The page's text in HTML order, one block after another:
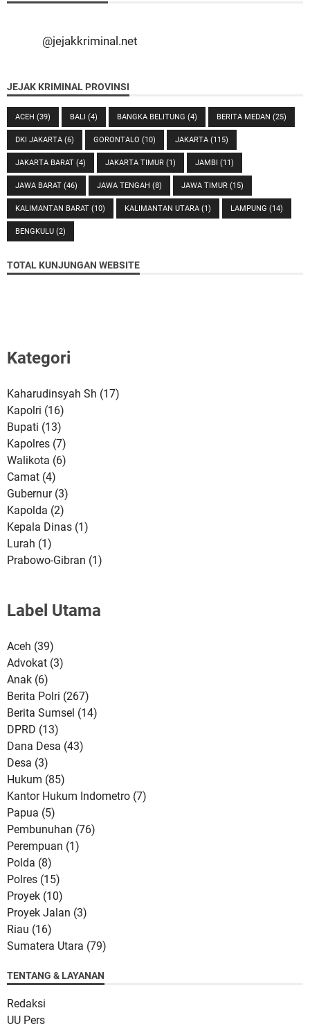
@jejakkriminal.net
JEJAK KRIMINAL PROVINSI
ACEH (39) BALI (4) BANGKA BELITUNG (4) BERITA MEDAN (25)
DKI JAKARTA (6) GORONTALO (10) JAKARTA (115)
JAKARTA BARAT (4) JAKARTA TIMUR (1) JAMBI (11)
JAWA BARAT (46) JAWA TENGAH (8) JAWA TIMUR (15)
KALIMANTAN BARAT (10) KALIMANTAN UTARA (1) LAMPUNG (14)
BENGKULU (2)
TOTAL KUNJUNGAN WEBSITE
Kategori
Kaharudinsyah Sh (17)
Kapolri (16)
Bupati (13)
Kapolres (7)
Walikota (6)
Camat (4)
Gubernur (3)
Kapolda (2)
Kepala Dinas (1)
Lurah (1)
Prabowo-Gibran (1)
Label Utama
Aceh (39)
Advokat (3)
Anak (6)
Berita Polri (267)
Berita Sumsel (14)
DPRD (13)
Dana Desa (43)
Desa (3)
Hukum (85)
Kantor Hukum Indometro (7)
Papua (5)
Pembunuhan (76)
Perempuan (1)
Polda (8)
Polres (15)
Proyek (10)
Proyek Jalan (3)
Riau (16)
Sumatera Utara (79)
TENTANG & LAYANAN
Redaksi
UU Pers